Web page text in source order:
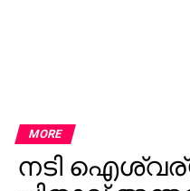
MORE
നടി